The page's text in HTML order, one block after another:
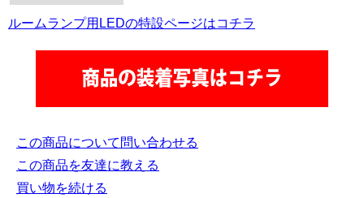
ルームランプ用LEDの特設ページはコチラ
この商品について問い合わせる
この商品を友達に教える
買い物を続ける